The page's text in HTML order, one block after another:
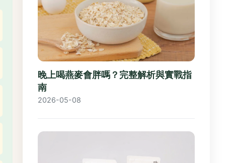
晚上喝燕麥會胖嗎？完整解析與實戰指
南
2026-05-08